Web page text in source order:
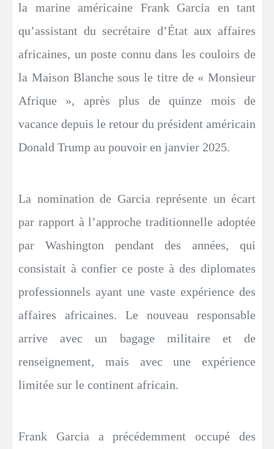
la marine américaine Frank Garcia en tant
qu’assistant du secrétaire d’État aux affaires
africaines, un poste connu dans les couloirs de
la Maison Blanche sous le titre de « Monsieur
Afrique », après plus de quinze mois de
vacance depuis le retour du président américain
Donald Trump au pouvoir en janvier 2025.
La nomination de Garcia représente un écart
par rapport à l’approche traditionnelle adoptée
par Washington pendant des années, qui
consistait à confier ce poste à des diplomates
professionnels ayant une vaste expérience des
affaires africaines. Le nouveau responsable
arrive avec un bagage militaire et de
renseignement, mais avec une expérience
limitée sur le continent africain.
Frank Garcia a précédemment occupé des